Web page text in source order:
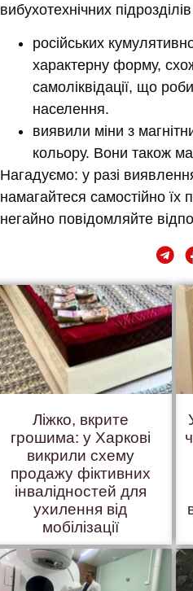
вибухотехнічних підрозділів
російських
характерну форму,
самоліквідації, що
населення.
виявили міни з
кольору. Вони також
Нагадуємо: у разі
намагайтеся самостійно їх
негайно повідомляйте
Ліжко, вкрите
грошима: у Харкові
викрили схему
продажу фіктивних
інвалідностей для
ухилення від
мобілізації